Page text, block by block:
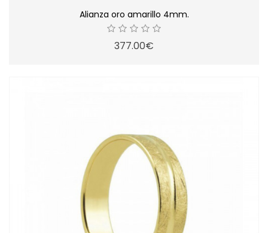
Alianza oro amarillo 4mm.
377.00€